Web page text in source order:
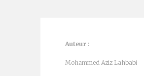
Auteur :
Mohammed Aziz Lahbabi